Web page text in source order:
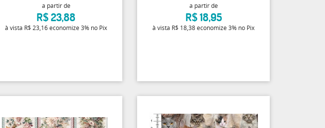
a partir de
R$ 23,88
à vista R$ 23,16economize3% no Pix
a partir de
R$ 18,95
à vista R$ 18,38economize3% no Pix